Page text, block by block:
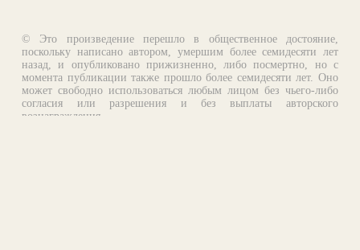
© Это произведение перешло в общественное достояние,
поскольку написано автором, умершим более семидесяти лет
назад, и опубликовано прижизненно, либо посмертно, но с
момента публикации также прошло более семидесяти лет. Оно
может свободно использоваться любым лицом без чьего-либо
согласия или разрешения и без выплаты авторского
вознаграждения.